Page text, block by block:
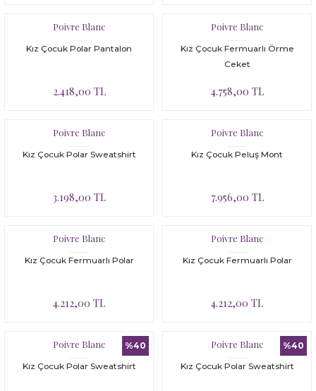
Poivre Blanc
Kız Çocuk Polar Pantalon
2.418,00 TL
Poivre Blanc
Kız Çocuk Fermuarlı Örme
Ceket
4.758,00 TL
Poivre Blanc
Kız Çocuk Polar Sweatshirt
3.198,00 TL
Poivre Blanc
Kız Çocuk Peluş Mont
7.956,00 TL
Poivre Blanc
Kız Çocuk Fermuarlı Polar
4.212,00 TL
Poivre Blanc
Kız Çocuk Fermuarlı Polar
4.212,00 TL
%40
Poivre Blanc
Kız Çocuk Polar Sweatshirt
%40
Poivre Blanc
Kız Çocuk Polar Sweatshirt